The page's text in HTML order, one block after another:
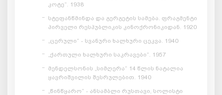
კოტე“. 1938
სტეფანწმინდა და გერგეტის სამება. ფრაგმენტი
პირველი რესპუბლიკის კინოქრონიკიდან. 1920
„ცერული“ - სვანური ხალხური ცეკვა. 1940
„ქართული ხალხური საკრავები“. 1957
მენდელსონის „სიმღერა“ 14 წლის ნატალია
ყავრიშვილის შესრულებით. 1940
„წინწყარო“ - ანსამბლი რუსთავი, სოლისტი